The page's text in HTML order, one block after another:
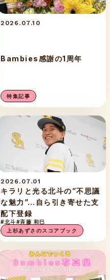
2026.07.10
Bambies感謝の1周年
特集記事
2026.07.01
キラリと光る北斗の”不思議
な魅力”…自ら引き寄せた支
配下登録
#北斗#斉藤 和巳
上杉あずさのスコアブック